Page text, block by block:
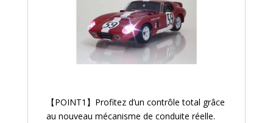
【POINT1】Profitez d’un contrôle total grâce
au nouveau mécanisme de conduite réelle.